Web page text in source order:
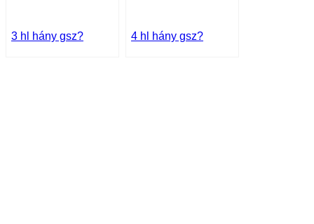
3 hl hány gsz? 4 hl hány gsz?